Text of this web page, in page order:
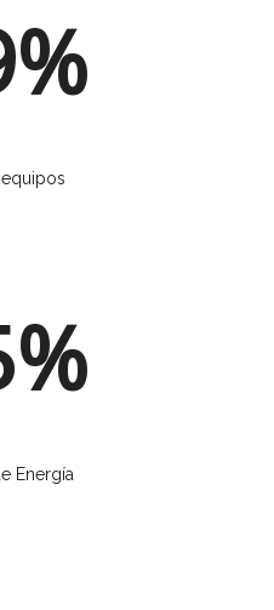
Energía